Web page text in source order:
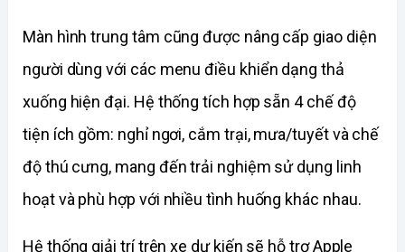
Màn hình trung tâm cũng được nâng cấp giao diện
người dùng với các menu điều khiển dạng thả
xuống hiện đại. Hệ thống tích hợp sẵn 4 chế độ
tiện ích gồm: nghỉ ngơi, cắm trại, mưa/tuyết và chế
độ thú cưng, mang đến trải nghiệm sử dụng linh
hoạt và phù hợp với nhiều tình huống khác nhau.
Hệ thống giải trí trên xe dự kiến sẽ hỗ trợ Apple